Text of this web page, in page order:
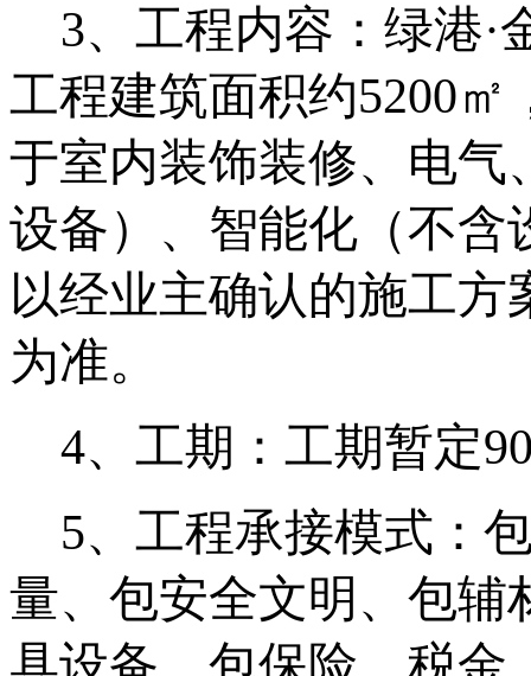
3、工程内容：绿港·
工程建筑面积约5200
于室内装饰装修、电气
设备）、智能化（不含
以经业主确认的施工
为准。
4、 工期：工期暂定
5、工程承接模式：
量、包安全文明、包辅
具设备、包保险、税金